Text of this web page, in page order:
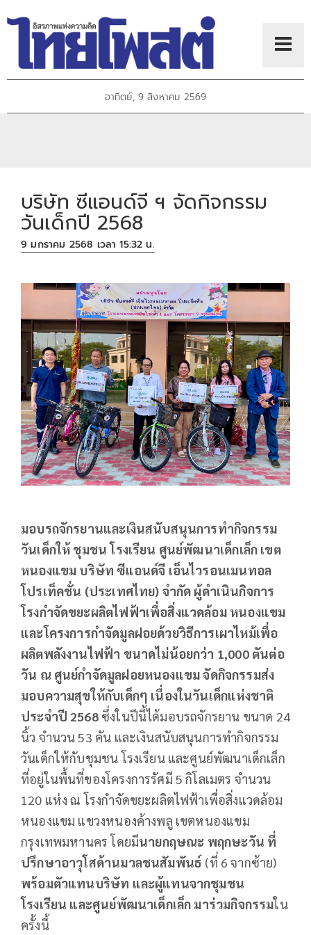
อาทิตย์, 9 สิงหาคม 2569
บริษัท ซีแอนด์จี ฯ จัดกิจกรรม
วันเด็กปี 2568
9 มกราคม 2568 เวลา 15:32 น.
มอบรถจักรยานและเงินสนับสนุนการทำกิจกรรม
วันเด็กให้ ชุมชน โรงเรียน ศูนย์พัฒนาเด็กเล็ก เขต
หนองแขม บริษัท ซีแอนด์จี เอ็นไวรอนเมนทอล
โปรเท็คชั่น (ประเทศไทย) จำกัด ผู้ดำเนินกิจการ
โรงกำจัดขยะผลิตไฟฟ้าเพื่อสิ่งแวดล้อม หนองแขม
และโครงการกำจัดมูลฝอยด้วยวิธีการเผาไหม้เพื่อ
ผลิตพลังงานไฟฟ้า ขนาดไม่น้อยกว่า 1,000ตันต่อ
วัน ณ ศูนย์กำจัดมูลฝอยหนองแขมจัดกิจกรรมส่ง
มอบความสุขให้กับเด็กๆ เนื่องในวันเด็กแห่งชาติ
ประจำปี 2568ซึ่งในปีนี้ได้มอบรถจักรยาน ขนาด 24
นิ้ว จำนวน 53 คัน และเงินสนับสนุนการทำกิจกรรม
วันเด็กให้กับชุมชน โรงเรียน และศูนย์พัฒนาเด็กเล็ก
ที่อยู่ในพื้นที่ของโครงการรัศมี 5 กิโลเมตร จำนวน
120 แห่ง ณ โรงกำจัดขยะผลิตไฟฟ้าเพื่อสิ่งแวดล้อม
หนองแขม แขวงหนองค้างพลู เขตหนองแขม
กรุงเทพมหานคร โดยมีนายกฤษณะ พฤกษะวัน ที่
ปรึกษาอาวุโสด้านมวลชนสัมพันธ์ (ที่ 6 จากซ้าย)
พร้อมตัวแทนบริษัท และผู้แทนจากชุมชน
โรงเรียน และศูนย์พัฒนาเด็กเล็ก มาร่วมกิจกรรมใน
ครั้งนี้